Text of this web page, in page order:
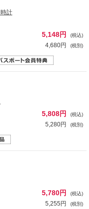
計
5,148円 (税込)
4,680円 (税別)
5,808円 (税込)
5,280円 (税別)
5,780円 (税込)
5,255円 (税別)